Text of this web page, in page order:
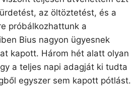
az öltöztetést, és a
próbálkozhattunk a
Bius nagyon ügyesnek
kapott. Három hét alatt olyan
a teljes napi adagját ki tudta
egyszer sem kapott pótlást.